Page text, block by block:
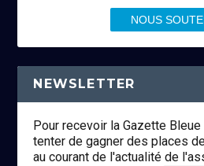
NOUS
NEWSLETTER
Pour recevoir la Gazette
tenter de gagner des places
au courant de l'actualité de